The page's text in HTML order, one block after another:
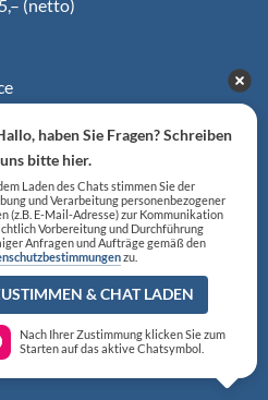
(netto)
haben Sie Fragen? Schreiben
bitte hier.
Laden des Chats stimmen Sie der
und Verarbeitung personenbezogener
(z.B. E-Mail-Adresse) zur Kommunikation
Vorbereitung und Durchführung
Anfragen und Aufträge gemäß den
zu.
& CHAT LADEN
Nach Ihrer Zustimmung klicken Sie zum
Starten auf das aktive Chatsymbol.